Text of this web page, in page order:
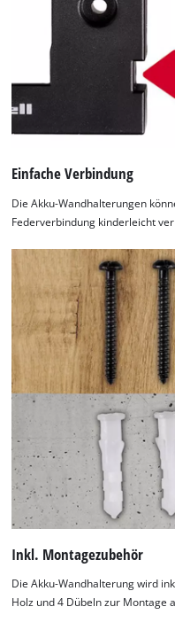
Einfache Verbindung
Die Akku-Wandhalterungen
Federverbindung kinderleicht
Inkl. Montagezubehör
Die Akku-Wandhalterung wird
Holz und 4 Dübeln zur Montage